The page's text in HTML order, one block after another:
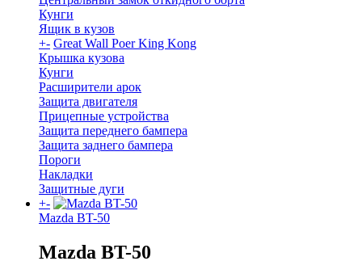
Кунги
Ящик в кузов
+- Great Wall Poer King Kong
Крышка кузова
Кунги
Расширители арок
Защита двигателя
Прицепные устройства
Защита переднего бампера
Защита заднего бампера
Пороги
Накладки
Защитные дуги
+-
Mazda BT-50
Mazda BT-50